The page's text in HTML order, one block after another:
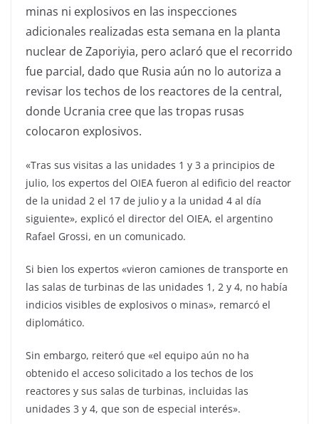
minas ni explosivos en las inspecciones
adicionales realizadas esta semana en la planta
nuclear de Zaporiyia, pero aclaró que el recorrido
fue parcial, dado que Rusia aún no lo autoriza a
revisar los techos de los reactores de la central,
donde Ucrania cree que las tropas rusas
colocaron explosivos.
«Tras sus visitas a las unidades 1 y 3 a principios de
julio, los expertos del OIEA fueron al edificio del reactor
de la unidad 2 el 17 de julio y a la unidad 4 al día
siguiente», explicó el director del OIEA, el argentino
Rafael Grossi, en un comunicado.
Si bien los expertos «vieron camiones de transporte en
las salas de turbinas de las unidades 1, 2 y 4, no había
indicios visibles de explosivos o minas», remarcó el
diplomático.
Sin embargo, reiteró que «el equipo aún no ha
obtenido el acceso solicitado a los techos de los
reactores y sus salas de turbinas, incluidas las
unidades 3 y 4, que son de especial interés».